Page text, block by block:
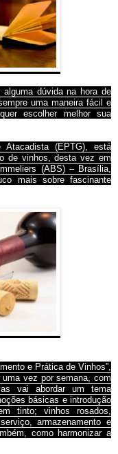
dúvida na hora de
uma maneira fácil e
escolher melhor sua
(EPTG), está
de vinhos, desta vez em
(ABS) – Brasília,
mais sobre fascinante
e Prática de Vinhos”,
vez por semana, com
vai abordar um tema
básicas e introdução
tinto; vinhos rosados,
armazenamento e
como harmonizar a